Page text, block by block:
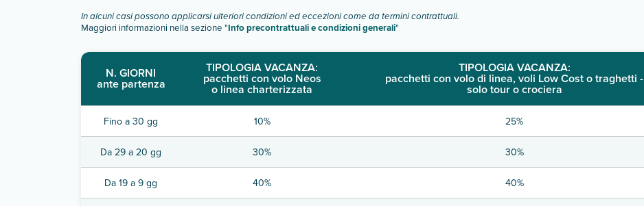
In alcuni casi possono applicarsi ulteriori condizioni ed eccezioni come da termini contrattuali.
Maggiori informazioni nella sezione "Info precontrattuali e condizioni generali"
N. GIORNI
ante partenza
TIPOLOGIA VACANZA:
pacchetti con volo Neos
o linea charterizzata
TIPOLOGIA VACANZA:
pacchetti con volo di linea, voli Low Cost o traghetti -
solo tour o crociera
Fino a 30 gg 10% 25%
Da 29 a 20 gg 30% 30%
Da 19 a 9 gg 40% 40%